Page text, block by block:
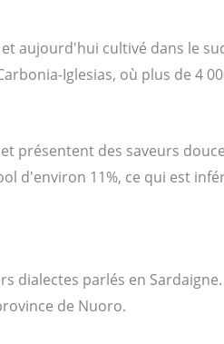
aujourd'hui cultivé dans le
Iglesias, où plus de 4
présentent des saveurs
d'environ 11%, ce qui est
dialectes parlés en
de Nuoro.